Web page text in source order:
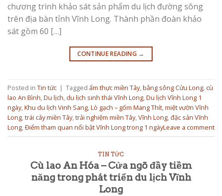
chương trình khảo sát sản phẩm du lịch đường sông
trên địa bàn tỉnh Vĩnh Long. Thành phần đoàn khảo
sát gồm 60 […]
CONTINUE READING →
Posted in Tin tức | Tagged ẩm thực miền Tây,bằng sông Cửu Long,cù
lao An Bình,Du lịch, du lịch sinh thái Vĩnh Long,Du lịch Vĩnh Long 1
ngày,Khu du lịch Vinh Sang,Lò gạch – gốm Mang Thít,miệt vườn Vĩnh
Long,trái cây miền Tây,trải nghiệm miền Tây,Vĩnh Long,đặc sản Vĩnh
Long,Điểm tham quan nổi bật Vĩnh Long trong 1 ngàyLeave a comment
TIN TỨC
Cù lao An Hóa – Cửa ngõ đầy tiềm
năng trong phát triển du lịch Vĩnh
Long